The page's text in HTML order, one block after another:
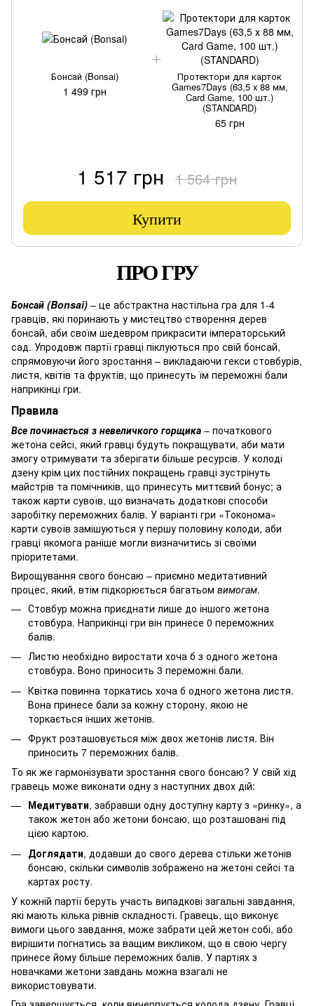
Бонсай (Bonsai)
1 499 грн
Протектори для карток
Games7Days (63,5 х 88 мм,
Card Game, 100 шт.)
(STANDARD)
65 грн
1 517 грн 1 564 грн
Купити
ПРО ГРУ
Бонсай (Bonsai) – це абстрактна настільна гра для 1-4
гравців, які поринають у мистецтво створення дерев
бонсай, аби своїм шедевром прикрасити імператорський
сад. Упродовж партії гравці піклуються про свій бонсай,
спрямовуючи його зростання – викладаючи гекси стовбурів,
листя, квітів та фруктів, що принесуть їм переможні бали
наприкінці гри.
Правила
Все починається з невеличкого горщика – початкового
жетона сейсі, який гравці будуть покращувати, аби мати
змогу отримувати та зберігати більше ресурсів. У колоді
дзену крім цих постійних покращень гравці зустрінуть
майстрів та помічників, що принесуть миттєвий бонус; а
також карти сувоїв, що визначать додаткові способи
заробітку переможних балів. У варіанті гри «Токонома»
карти сувоїв замішуються у першу половину колоди, аби
гравці якомога раніше могли визначитись зі своїми
пріоритетами.
Вирощування свого бонсаю – приємно медитативний
процес, який, втім підкорюється багатьом вимогам.
Стовбур можна приєднати лише до іншого жетона
стовбура. Наприкінці гри він принесе 0 переможних
балів.
Листю необхідно виростати хоча б з одного жетона
стовбура. Воно приносить 3 переможні бали.
Квітка повинна торкатись хоча б одного жетона листя.
Вона принесе бали за кожну сторону, якою не
торкається інших жетонів.
Фрукт розташовується між двох жетонів листя. Він
приносить 7 переможних балів.
То як же гармонізувати зростання свого бонсаю? У свій хід
гравець може виконати одну з наступних двох дій:
Медитувати, забравши одну доступну карту з «ринку», а
також жетон або жетони бонсаю, що розташовані під
цією картою.
Доглядати, додавши до свого дерева стільки жетонів
бонсаю, скільки символів зображено на жетоні сейсі та
картах росту.
У кожній партії беруть участь випадкові загальні завдання,
які мають кілька рівнів складності. Гравець, що виконує
вимоги цього завдання, може забрати цей жетон собі, або
вирішити погнатись за ващим викликом, що в свою чергу
принесе йому більше переможних балів. У партіях з
новачками жетони завдань можна взагалі не
використовувати.